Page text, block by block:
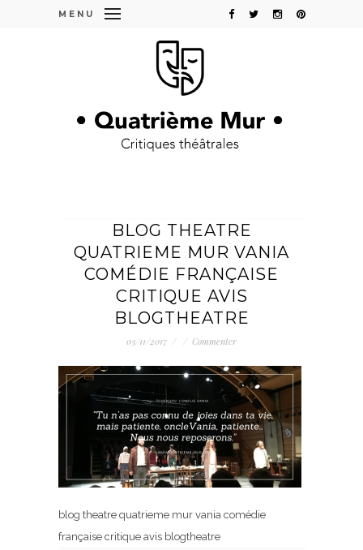
MENU
BLOG THEATRE
QUATRIEME MUR VANIA
COMÉDIE FRANÇAISE
CRITIQUE AVIS
BLOGTHEATRE
03/11/2017 / / Commenter
blog theatre quatrieme mur vania comédie
française critique avis blogtheatre